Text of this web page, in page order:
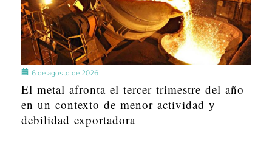
6 de agosto de 2026
El metal afronta el tercer trimestre del año
en un contexto de menor actividad y
debilidad exportadora